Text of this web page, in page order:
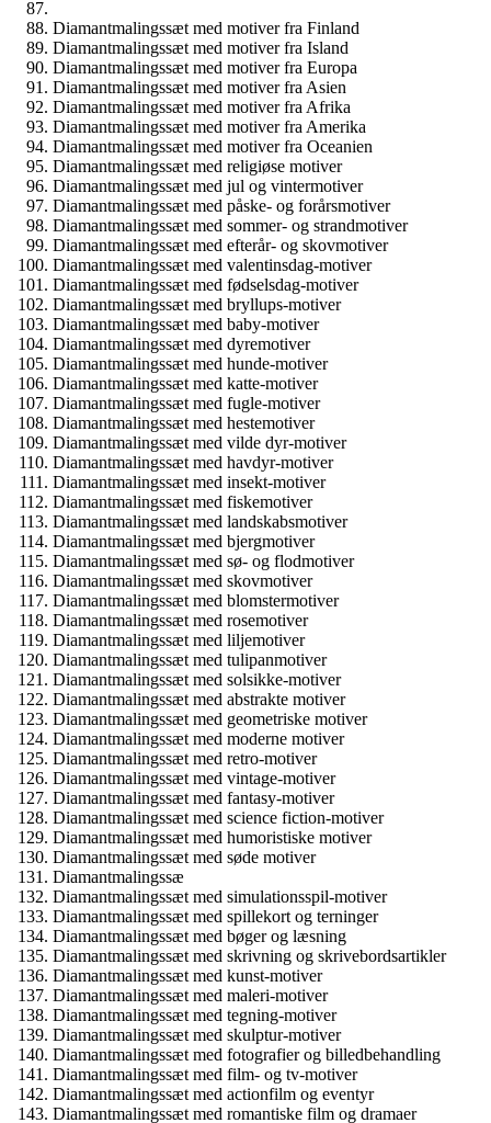
Diamantmalingssæt med motiver fra Finland
Diamantmalingssæt med motiver fra Island
Diamantmalingssæt med motiver fra Europa
Diamantmalingssæt med motiver fra Asien
Diamantmalingssæt med motiver fra Afrika
Diamantmalingssæt med motiver fra Amerika
Diamantmalingssæt med motiver fra Oceanien
Diamantmalingssæt med religiøse motiver
Diamantmalingssæt med jul og vintermotiver
Diamantmalingssæt med påske- og forårsmotiver
Diamantmalingssæt med sommer- og strandmotiver
Diamantmalingssæt med efterår- og skovmotiver
Diamantmalingssæt med valentinsdag-motiver
Diamantmalingssæt med fødselsdag-motiver
Diamantmalingssæt med bryllups-motiver
Diamantmalingssæt med baby-motiver
Diamantmalingssæt med dyremotiver
Diamantmalingssæt med hunde-motiver
Diamantmalingssæt med katte-motiver
Diamantmalingssæt med fugle-motiver
Diamantmalingssæt med hestemotiver
Diamantmalingssæt med vilde dyr-motiver
Diamantmalingssæt med havdyr-motiver
Diamantmalingssæt med insekt-motiver
Diamantmalingssæt med fiskemotiver
Diamantmalingssæt med landskabsmotiver
Diamantmalingssæt med bjergmotiver
Diamantmalingssæt med sø- og flodmotiver
Diamantmalingssæt med skovmotiver
Diamantmalingssæt med blomstermotiver
Diamantmalingssæt med rosemotiver
Diamantmalingssæt med liljemotiver
Diamantmalingssæt med tulipanmotiver
Diamantmalingssæt med solsikke-motiver
Diamantmalingssæt med abstrakte motiver
Diamantmalingssæt med geometriske motiver
Diamantmalingssæt med moderne motiver
Diamantmalingssæt med retro-motiver
Diamantmalingssæt med vintage-motiver
Diamantmalingssæt med fantasy-motiver
Diamantmalingssæt med science fiction-motiver
Diamantmalingssæt med humoristiske motiver
Diamantmalingssæt med søde motiver
Diamantmalingssæ
Diamantmalingssæt med simulationsspil-motiver
Diamantmalingssæt med spillekort og terninger
Diamantmalingssæt med bøger og læsning
Diamantmalingssæt med skrivning og skrivebordsartikler
Diamantmalingssæt med kunst-motiver
Diamantmalingssæt med maleri-motiver
Diamantmalingssæt med tegning-motiver
Diamantmalingssæt med skulptur-motiver
Diamantmalingssæt med fotografier og billedbehandling
Diamantmalingssæt med film- og tv-motiver
Diamantmalingssæt med actionfilm og eventyr
Diamantmalingssæt med romantiske film og dramaer